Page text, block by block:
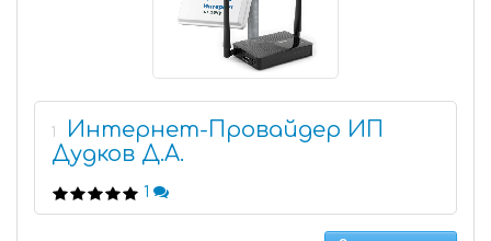
1
Интернет-Провайдер ИП
Дудков Д.А.
1